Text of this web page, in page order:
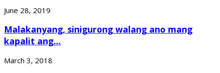
June 28, 2019
Malakanyang, sinigurong walang ano mang
kapalit ang...
March 3, 2018